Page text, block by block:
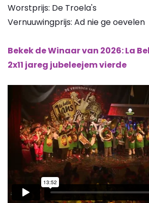
Worstprijs: De Troela's
Vernuuwingprijs: Ad nie ge oevelen
Bekek de Winaar van 2026: La
2x11 jareg jubeleejem vierde